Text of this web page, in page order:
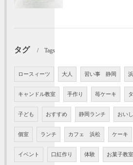
タグ Tags
ロースィーツ 大人 習い事 静岡
キャンドル教室 手作り 苺ケーキ
子ども おすすめ 静岡ランチ おい
個室 ランチ カフェ 浜松 ケーキ
イベント 口紅作り 体験 お菓子教